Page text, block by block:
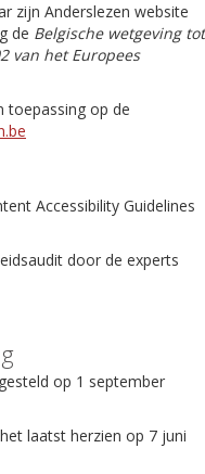
zijn Anderslezen website
de Belgische wetgeving tot
van het Europees
toepassing op de
Accessibility Guidelines
door de experts
op 1 september
laatst herzien op 7 juni